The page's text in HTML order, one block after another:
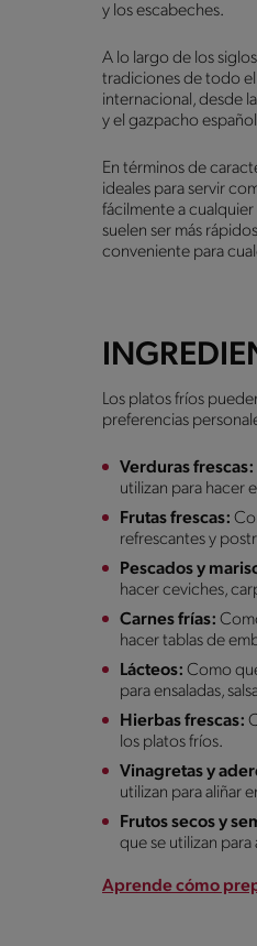
y los escabeches.
A lo largo de los
tradiciones de todo
internacional, desde
y el gazpacho
En términos de
ideales para servir
fácilmente a
suelen ser más
conveniente para
Los platos fríos
preferencias
Verduras frescas:
utilizan para hacer
Frutas frescas:
refrescantes y
Pescados y
hacer ceviches,
Carnes frías:
hacer tablas de
Lácteos: Como
para ensaladas,
Hierbas frescas:
los platos fríos.
Vinagretas y
utilizan para aliñar
Frutos secos y
que se utilizan
Aprende cómo